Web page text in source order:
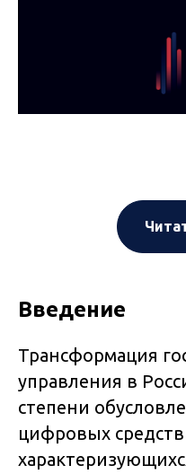
Введение
Трансформация
управления в
степени
цифровых